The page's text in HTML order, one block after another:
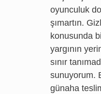
oyunculuk
şımartın.
konusunda
yargının
sınır
sunuyorum.
günaha